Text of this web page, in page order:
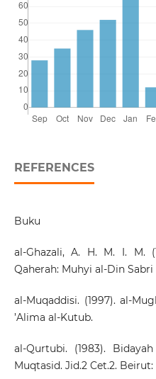
REFERENCES
Buku
al-Ghazali, A. H. M. I. M.
Qaherah: Muhyi al-Din Sabri
al-Muqaddisi. (1997). al-
’Alima al-Kutub.
al-Qurtubi. (1983).
Muqtasid. Jid.2 Cet.2.